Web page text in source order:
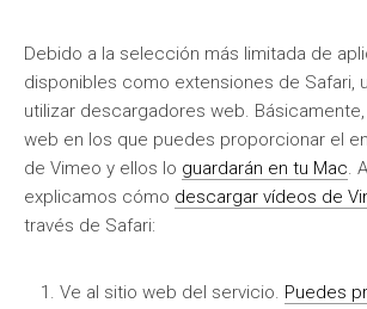
Debido a la selección más limitada de
disponibles como extensiones de Safari,
utilizar descargadores web.
web en los que puedes proporcionar el
de Vimeo y ellos lo guardarán en tu Mac.
explicamos cómo descargar vídeos de
través de Safari:
Ve al sitio web del servicio. Puedes